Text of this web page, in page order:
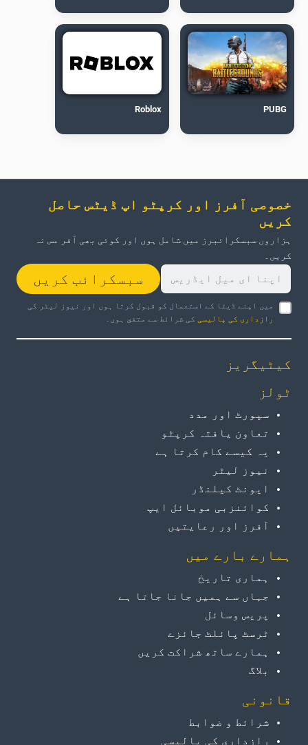
PUBG
Roblox
خصوصی آفرز اور کرپٹو اپ ڈیٹس حاصل
کریں
ہزاروں سبسکرائبرز میں شامل ہوں اور کوئی بھی آفر مس نہ
کریں۔
سبسکرائب کریں
میں اپنے ڈیٹا کے استعمال کو قبول کرتا ہوں اور نیوز لیٹر کی
رازداری کی پالیسی
کی شرائط سے متفق ہوں۔
کیٹیگریز
ٹولز
سپورٹ اور مدد
تعاون یافتہ کرپٹو
یہ کیسے کام کرتا ہے
نیوز لیٹر
ایونٹ کیلنڈر
کوائنزبی موبائل ایپ
آفرز اور رعایتیں
ہمارے بارے میں
ہماری تاریخ
جہاں سے ہمیں جانا جاتا ہے
پریس وسائل
ٹرسٹ پائلٹ جائزے
ہمارے ساتھ شراکت کریں
بلاگ
قانونی
شرائط و ضوابط
رازداری کی پالیسی